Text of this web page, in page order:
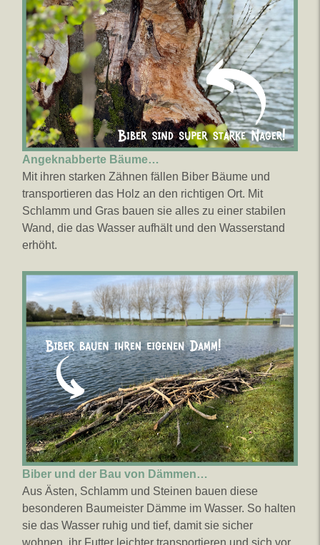
Angeknabberte Bäume…
Mit ihren starken Zähnen fällen Biber Bäume und
transportieren das Holz an den richtigen Ort. Mit
Schlamm und Gras bauen sie alles zu einer stabilen
Wand, die das Wasser aufhält und den Wasserstand
erhöht.
Biber und der Bau von Dämmen…
Aus Ästen, Schlamm und Steinen bauen diese
besonderen Baumeister Dämme im Wasser. So halten
sie das Wasser ruhig und tief, damit sie sicher
wohnen, ihr Futter leichter transportieren und sich vor